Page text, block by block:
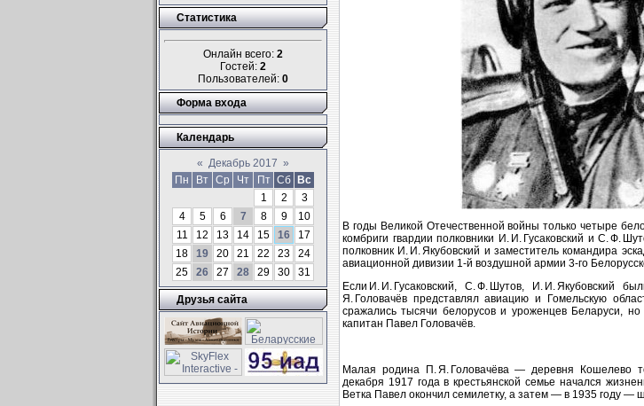
Статистика
Онлайн всего: 2
Гостей: 2
Пользователей: 0
Форма входа
Календарь
« Декабрь 2017 »
Пн
Вт Ср Чт Пт Сб
Вс
1
2
3
4
5 6 7 8 9
10
11
12 13 14 15 16
17
18
19 20 21 22 23
24
25
26 27 28 29 30 31
Друзья сайта
В годы Великой Отечественной войны только четыре
комбриги гвардии полковники И. И. Гусаковский и С. Ф.
полковник И. И. Якубовский и заместитель командира
авиационной дивизии 1‑й воздушной армии 3‑го
Если И. И. Гусаковский, С. Ф. Шутов, И. И. Якубовский
Я. Головачёв представлял авиацию и Гомельскую
сражались тысячи белорусов и уроженцев Беларуси,
капитан Павел Головачёв.
Малая родина П. Я. Головачёва — деревня Кошелево
декабря 1917 года в крестьянской семье начался
Ветка Павел окончил семилетку, а затем — в 1935 году —